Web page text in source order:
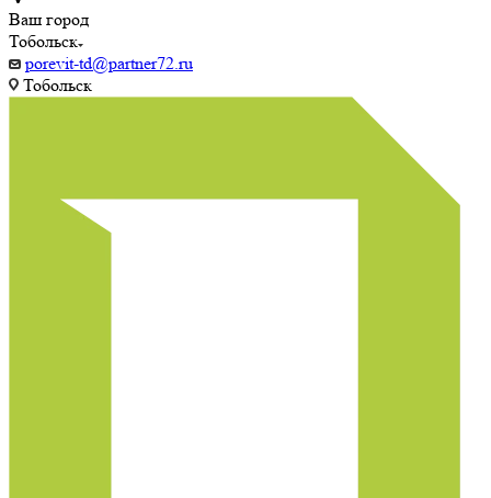
Ваш город
Тобольск
porevit-td@partner72.ru
Тобольск